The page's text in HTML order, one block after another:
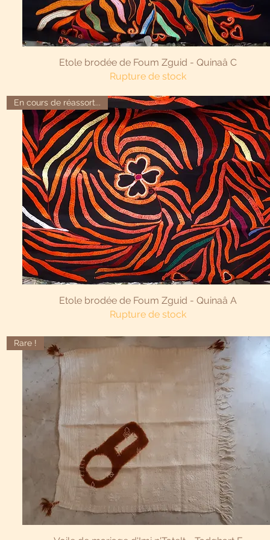
Aperçu rapide
Etole brodée de Foum Zguid - Quinaâ C
Rupture de stock
Aperçu rapide
En cours de réassort...
Etole brodée de Foum Zguid - Quinaâ A
Rupture de stock
Rare !